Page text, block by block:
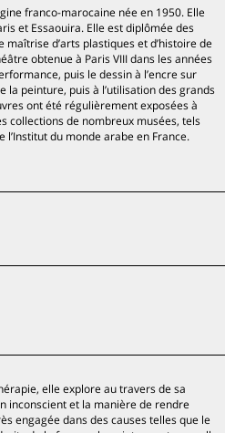
franco-marocaine née en 1950. Elle
et Essaouira. Elle est diplômée des
maîtrise d’arts plastiques et d’histoire de
obtenue à Paris VIII dans les années
puis le dessin à l’encre sur
la peinture, puis à l’utilisation des grands
ont été régulièrement exposées à
collections de nombreux musées, tels
du monde arabe en France.
elle explore au travers de sa
inconscient et la manière de rendre
engagée dans des causes telles que le